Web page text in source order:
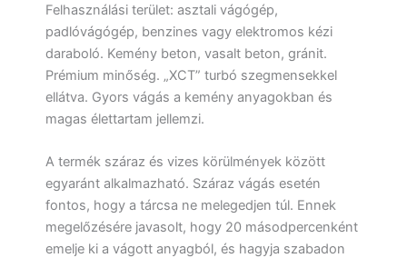
Felhasználási terület: asztali vágógép,
padlóvágógép, benzines vagy elektromos kézi
daraboló. Kemény beton, vasalt beton, gránit.
Prémium minőség. „XCT” turbó szegmensekkel
ellátva. Gyors vágás a kemény anyagokban és
magas élettartam jellemzi.
A termék száraz és vizes körülmények között
egyaránt alkalmazható. Száraz vágás esetén
fontos, hogy a tárcsa ne melegedjen túl. Ennek
megelőzésére javasolt, hogy 20 másodpercenként
emelje ki a vágott anyagból, és hagyja szabadon